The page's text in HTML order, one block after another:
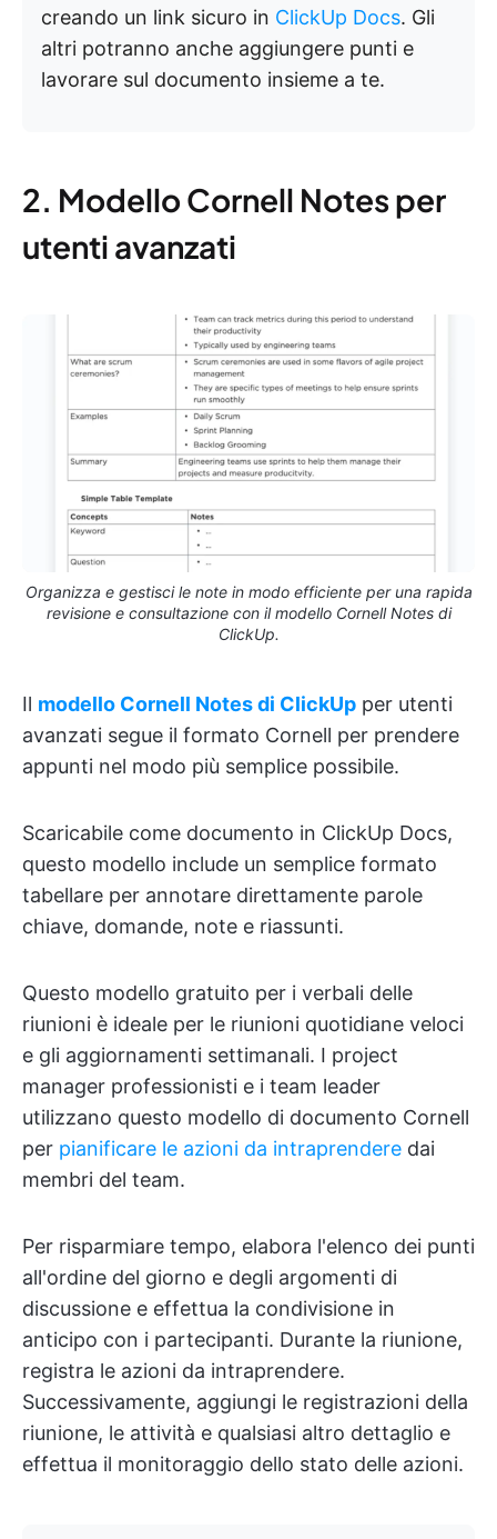
creando un link sicuro in ClickUp Docs. Gli
altri potranno anche aggiungere punti e
lavorare sul documento insieme a te.
2. Modello Cornell Notes per
utenti avanzati
Organizza e gestisci le note in modo efficiente per una rapida
revisione e consultazione con il modello Cornell Notes di
ClickUp.
Il modello Cornell Notes di ClickUp per utenti
avanzati segue il formato Cornell per prendere
appunti nel modo più semplice possibile.
Scaricabile come documento in ClickUp Docs,
questo modello include un semplice formato
tabellare per annotare direttamente parole
chiave, domande, note e riassunti.
Questo modello gratuito per i verbali delle
riunioni è ideale per le riunioni quotidiane veloci
e gli aggiornamenti settimanali. I project
manager professionisti e i team leader
utilizzano questo modello di documento Cornell
per pianificare le azioni da intraprendere dai
membri del team.
Per risparmiare tempo, elabora l'elenco dei punti
all'ordine del giorno e degli argomenti di
discussione e effettua la condivisione in
anticipo con i partecipanti. Durante la riunione,
registra le azioni da intraprendere.
Successivamente, aggiungi le registrazioni della
riunione, le attività e qualsiasi altro dettaglio e
effettua il monitoraggio dello stato delle azioni.